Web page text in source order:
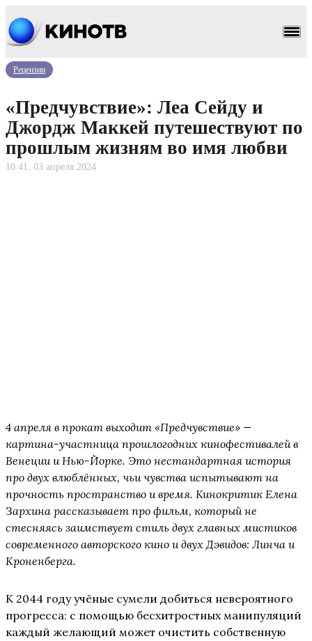
Рецензии
«Предчувствие»: Леа Сейду и
Джордж Маккей путешествуют по
прошлым жизням во имя любви
10:41, 03 апреля 2024
4 апреля в прокат выходит «Предчувствие» —
картина-участница прошлогодних кинофестивалей в
Венеции и Нью-Йорке. Это нестандартная история
про двух влюблённых, чьи чувства испытывают на
прочность пространство и время. Кинокритик Елена
Зархина рассказывает про фильм, который не
стесняясь заимствует стиль двух главных мистиков
современного авторского кино и двух Дэвидов: Линча и
Кроненберга.
К 2044 году учёные сумели добиться невероятного
прогресса: с помощью бесхитростных манипуляций
каждый желающий может очистить собственную